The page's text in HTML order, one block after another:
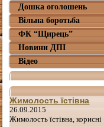
Дошка оголошень
Вільна боротьба
ФК “Щирець”
Новини ДПІ
Відео
Жимолость їстівна
26.09.2015
Жимолость їстівна, корисні